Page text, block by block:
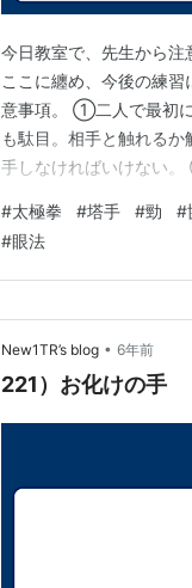
今日教室で、先生から注
ここに纏め、今後の練
意事項。 ①二人で最初
も駄目。相手と触れる
手しなければいけない
様にして受け入れる。 ③
したまま、先に腰が動い
#太極拳 #塔手 #勁 #
#眼法
New1TR’s blog • 6年前
221）お化けの手